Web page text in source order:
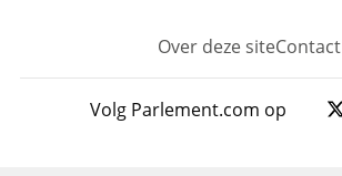
Footer
Over deze siteContact
Volg Parlement.com op